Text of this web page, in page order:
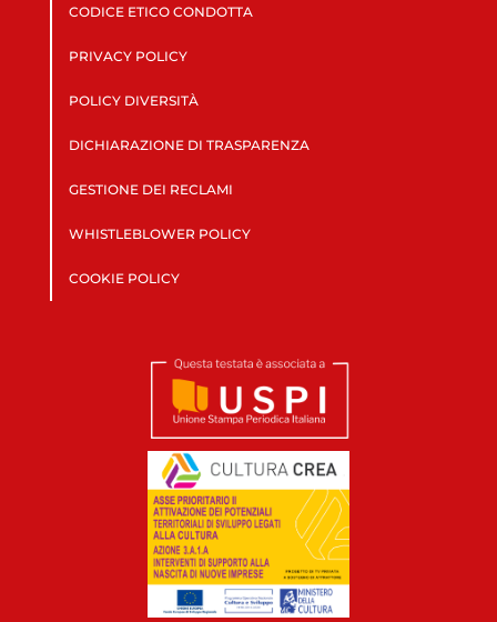
CODICE ETICO CONDOTTA
PRIVACY POLICY
POLICY DIVERSITÀ
DICHIARAZIONE DI TRASPARENZA
GESTIONE DEI RECLAMI
WHISTLEBLOWER POLICY
COOKIE POLICY